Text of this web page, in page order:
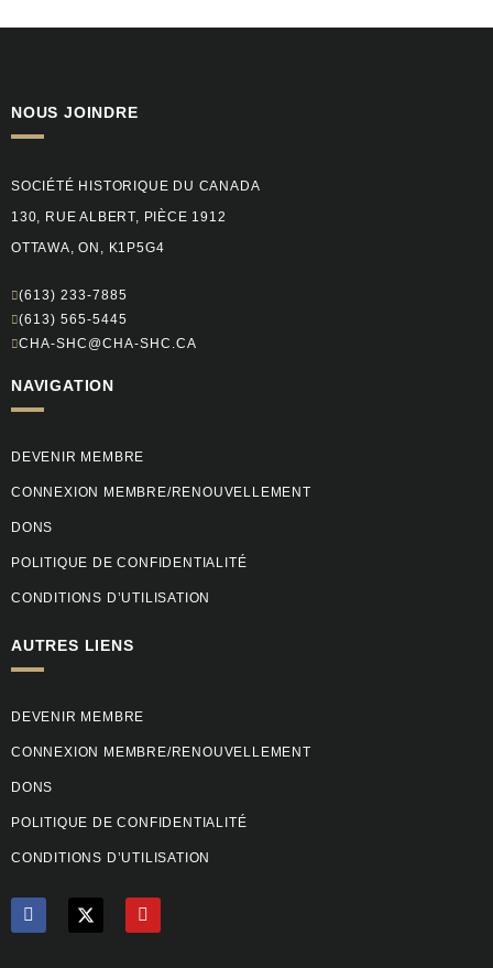
NOUS JOINDRE
SOCIÉTÉ HISTORIQUE DU CANADA
130, RUE ALBERT, PIÈCE 1912
OTTAWA, ON, K1P5G4
(613) 233-7885
(613) 565-5445
CHA-SHC@CHA-SHC.CA
NAVIGATION
DEVENIR MEMBRE
CONNEXION MEMBRE/RENOUVELLEMENT
DONS
POLITIQUE DE CONFIDENTIALITÉ
CONDITIONS D’UTILISATION
AUTRES LIENS
DEVENIR MEMBRE
CONNEXION MEMBRE/RENOUVELLEMENT
DONS
POLITIQUE DE CONFIDENTIALITÉ
CONDITIONS D’UTILISATION
F
a
Y
o